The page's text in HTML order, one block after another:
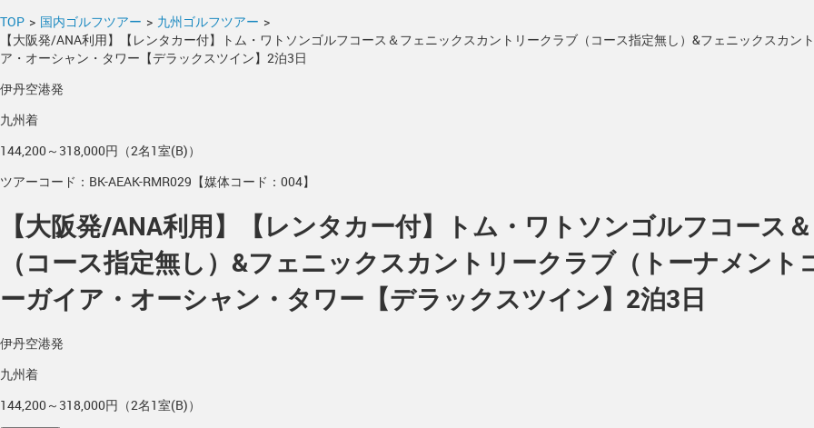
TOP > 国内ゴルフツアー > 九州ゴルフツアー >
【大阪発/ANA利用】【レンタカー付】トム・ワトソンゴルフコース＆フェニックスカントリークラブ（コース指定無し）&フェニックスカ
ア・オーシャン・タワー【デラックスツイン】2泊3日
伊丹空港発
九州着
144,200～318,000円（2名1室(B)）
ツアーコード：BK-AEAK-RMR029【媒体コード：004】
【大阪発/ANA利用】【レンタカー付】トム・ワトソンゴルフコース
（コース指定無し）&フェニックスカントリークラブ（トーナメン
ーガイア・オーシャン・タワー【デラックスツイン】2泊3日
伊丹空港発
九州着
144,200～318,000円（2名1室(B)）